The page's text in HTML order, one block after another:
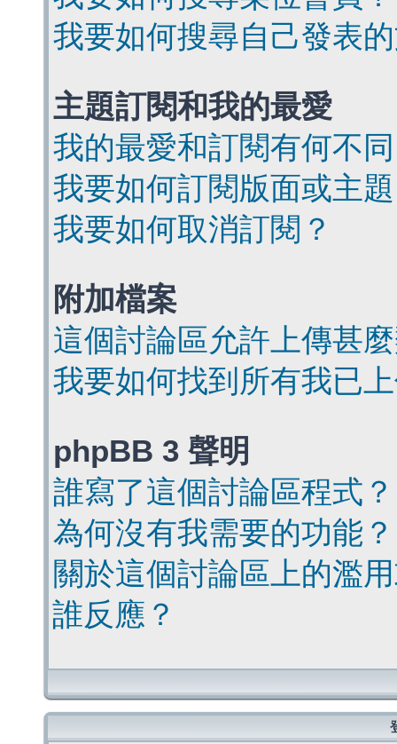
我要如何搜尋自己發表
主題訂閱和我的最愛
我的最愛和訂閱有何不
我要如何訂閱版面或主
我要如何取消訂閱？
附加檔案
這個討論區允許上傳甚
我要如何找到所有我已
phpBB 3 聲明
誰寫了這個討論區程式？
為何沒有我需要的功能？
關於這個討論區上的濫
誰反應？